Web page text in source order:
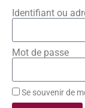
Identifiant ou
Mot de passe
Se souvenir de